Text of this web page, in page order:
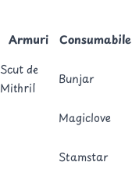
Armuri Consumabile
Scut de
Mithril
Bunjar
Magiclove
Stamstar